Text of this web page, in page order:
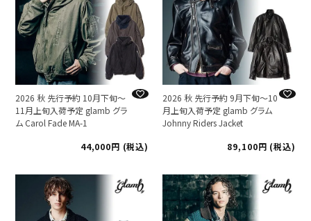
2026 秋 先行予約 10月下旬～
11月上旬入荷予定 glamb グラ
ム Carol Fade MA-1
44,000
税込
2026 秋 先行予約 9月下旬～10
月上旬入荷予定 glamb グラム
Johnny Riders Jacket
89,100
税込